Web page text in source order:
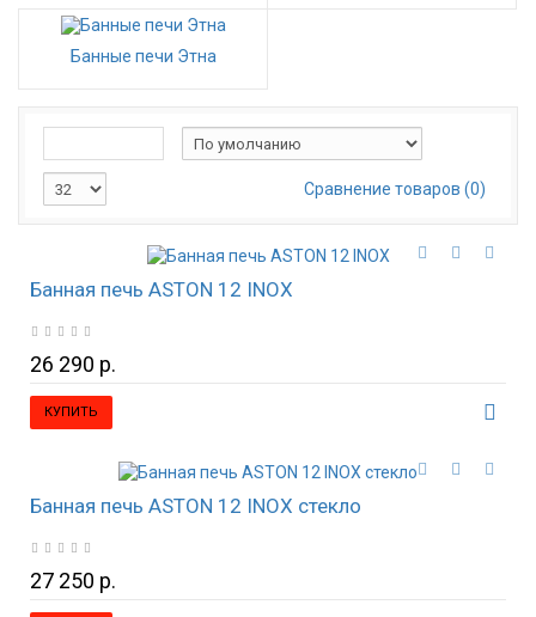
Банные печи Этна
Сравнение товаров (0)
Банная печь ASTON 12 INOX
26 290 р.
КУПИТЬ
Банная печь ASTON 12 INOX стекло
27 250 р.